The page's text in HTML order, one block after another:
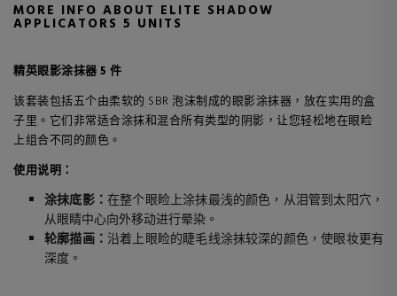
MORE INFO ABOUT ELITE SHADOW
APPLICATORS 5 UNITS
精英眼影涂抹器 5 件
该套装包括五个由柔软的 SBR 泡沫制成的眼影涂抹器，放在实用的盒
子里。它们非常适合涂抹和混合所有类型的阴影，让您轻松地在眼睑
上组合不同的颜色。
使用说明：
涂抹底影： 在整个眼睑上涂抹最浅的颜色，从泪管到太阳穴，
从眼睛中心向外移动进行晕染。
轮廓描画： 沿着上眼睑的睫毛线涂抹较深的颜色，使眼妆更有
深度。